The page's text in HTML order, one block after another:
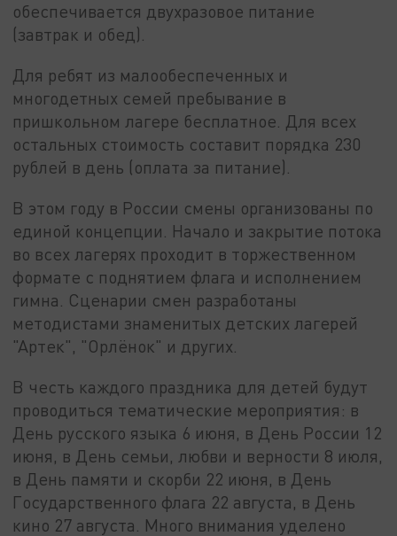
обеспечивается двухразовое питание
(завтрак и обед).
Для ребят из малообеспеченных и
многодетных семей пребывание в
пришкольном лагере бесплатное. Для всех
остальных стоимость составит порядка 230
рублей в день (оплата за питание).
В этом году в России смены организованы по
единой концепции. Начало и закрытие потока
во всех лагерях проходит в торжественном
формате с поднятием флага и исполнением
гимна. Сценарии смен разработаны
методистами знаменитых детских лагерей
"Артек", "Орлёнок" и других.
В честь каждого праздника для детей будут
проводиться тематические мероприятия: в
День русского языка 6 июня, в День России 12
июня, в День семьи, любви и верности 8 июля,
в День памяти и скорби 22 июня, в День
Государственного флага 22 августа, в День
кино 27 августа. Много внимания уделено